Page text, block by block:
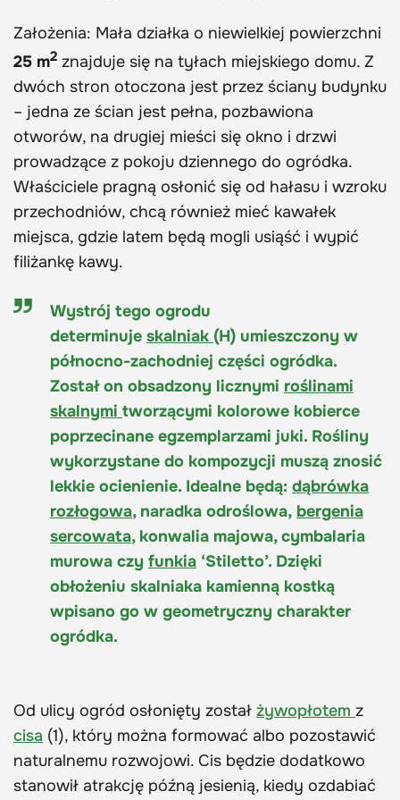
Założenia: Mała działka o niewielkiej powierzchni
25 m2 znajduje się na tyłach miejskiego domu. Z
dwóch stron otoczona jest przez ściany budynku
– jedna ze ścian jest pełna, pozbawiona
otworów, na drugiej mieści się okno i drzwi
prowadzące z pokoju dziennego do ogródka.
Właściciele pragną osłonić się od hałasu i wzroku
przechodniów, chcą również mieć kawałek
miejsca, gdzie latem będą mogli usiąść i wypić
filiżankę kawy.
Wystrój tego ogrodu
determinuje skalniak (H) umieszczony w
północno-zachodniej części ogródka.
Został on obsadzony licznymi roślinami
skalnymi tworzącymi kolorowe kobierce
poprzecinane egzemplarzami juki. Rośliny
wykorzystane do kompozycji muszą znosić
lekkie ocienienie. Idealne będą: dąbrówka
rozłogowa, naradka odroślowa, bergenia
sercowata, konwalia majowa, cymbalaria
murowa czy funkia ‘Stiletto’. Dzięki
obłożeniu skalniaka kamienną kostką
wpisano go w geometryczny charakter
ogródka.
Od ulicy ogród osłonięty został żywopłotem z
cisa (1), który można formować albo pozostawić
naturalnemu rozwojowi. Cis będzie dodatkowo
stanowił atrakcję późną jesienią, kiedy ozdabiać